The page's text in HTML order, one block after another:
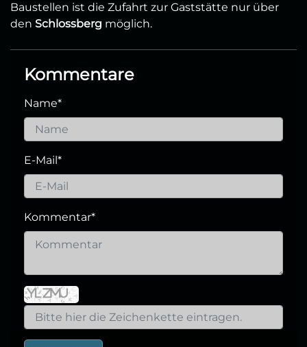
Baustellen ist die Zufahrt zur Gaststätte nur über
den Schlossberg möglich.
Kommentare
Name*
E-Mail *
Kommentar*